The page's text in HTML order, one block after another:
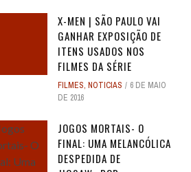
X-MEN | SÃO PAULO VAI
GANHAR EXPOSIÇÃO DE
ITENS USADOS NOS
FILMES DA SÉRIE
FILMES, NOTICIAS
6 DE MAIO
DE 2016
JOGOS MORTAIS- O
FINAL: UMA MELANCÓLICA
DESPEDIDA DE